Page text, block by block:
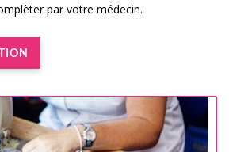
par votre médecin.